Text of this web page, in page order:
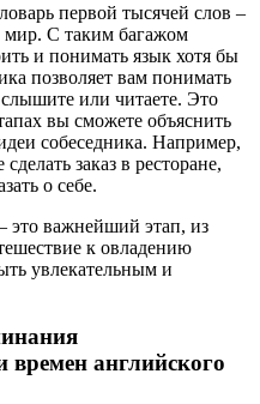
первой тысячей слов –
мир. С таким багажом
и понимать язык хотя бы
позволяет вам понимать
или читаете. Это
вы сможете объяснить
собеседника. Например,
заказ в ресторане,
о себе.
это важнейший этап, из
к овладению
увлекательным и
английского